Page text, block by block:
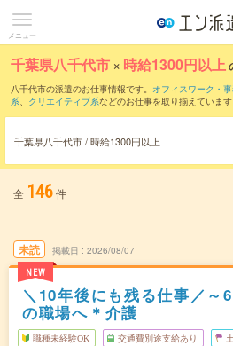
メニュー
千葉県八千代市 × 時給1300円以上
八千代市の派遣のお仕事情報です。 オフィスワーク・
系、 クリエイティブ系などのお仕事を取り揃えています
千葉県八千代市 / 時給1300円以上
全 146件
未読
NEW
掲載日 2026/08/07
＼10年後にも残る仕事／～
の職場へ＊介護
職種未経験OK 交通費別途支給あり